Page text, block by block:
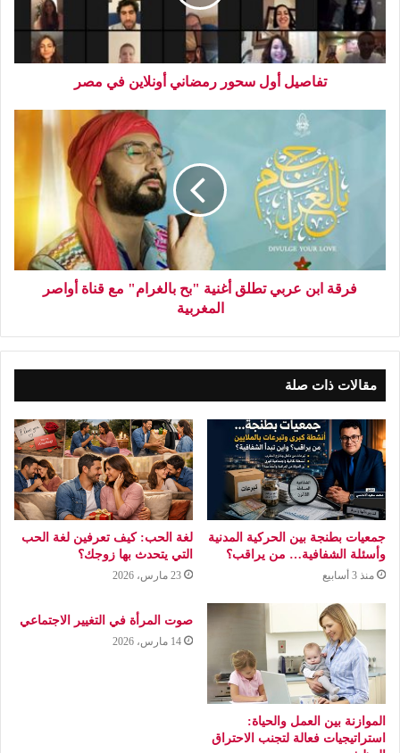
تفاصيل أول سحور رمضاني أونلاين في مصر
فرقة ابن عربي تطلق أغنية "بح بالغرام" مع قناة أواصر
المغربية
مقالات ذات صلة
جمعيات بطنجة بين الحركية المدنية
وأسئلة الشفافية… من يراقب؟
منذ 3 أسابيع
لغة الحب: كيف تعرفين لغة الحب
التي يتحدث بها زوجك؟
23 مارس، 2026
الموازنة بين العمل والحياة:
استراتيجيات فعالة لتجنب الاحتراق
صوت المرأة في التغيير الاجتماعي
14 مارس، 2026